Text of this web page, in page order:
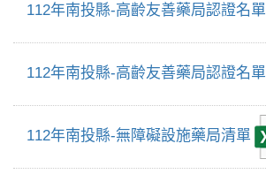
112年南投縣-高齡友善藥局認證名單
112年南投縣-高齡友善藥局認證名單
112年南投縣-無障礙設施藥局清單